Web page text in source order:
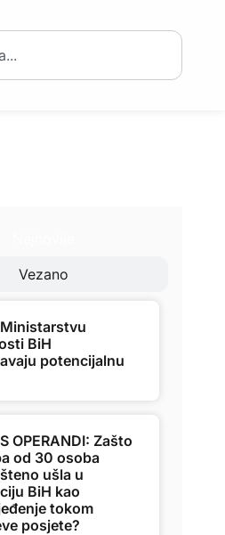
Vezano
BiH
potencijalnu
OPERANDI: Zašto
od 30 osoba
ušla u
BiH kao
tokom
posjete?